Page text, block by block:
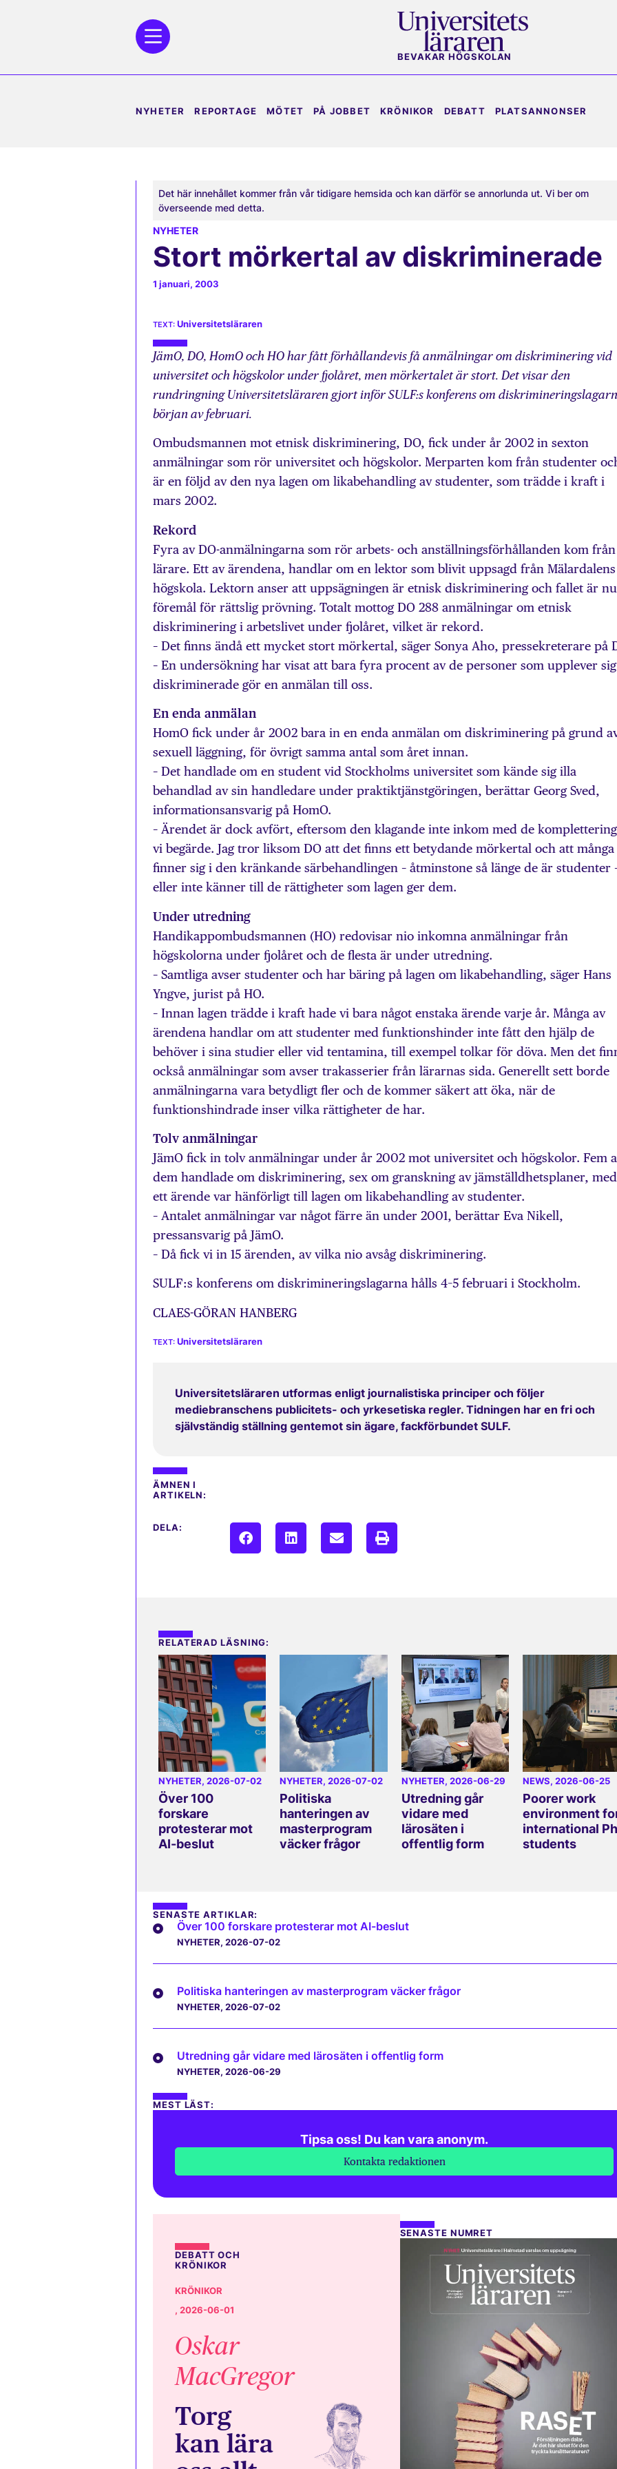
BEVAKAR HÖGSKOLAN
NYHETER REPORTAGE MÖTET PÅ JOBBET KRÖNIKOR DEBATT PLATSANNONSER
Det här innehållet kommer från vår tidigare hemsida och kan därför se annorlunda ut. Vi ber om
överseende med detta.
NYHETER
Stort mörkertal av diskriminerade
1 januari, 2003
Universitetsläraren
JämO, DO, HomO och HO har fått förhållandevis få anmälningar om diskriminering vid
universitet och högskolor under fjolåret, men mörkertalet är stort. Det visar den
rundringning Universitetsläraren gjort inför SULF:s konferens om
början av februari.
Ombudsmannen mot etnisk diskriminering, DO, fick under år 2002 in sexton
anmälningar som rör universitet och högskolor. Merparten kom från studenter
är en följd av den nya lagen om likabehandling av studenter, som trädde i kraft i
mars 2002.
Rekord
Fyra av DO-anmälningarna som rör arbets- och anställningsförhållanden kom från
lärare. Ett av ärendena, handlar om en lektor som blivit uppsagd från Mälardalens
högskola. Lektorn anser att uppsägningen är etnisk diskriminering och fallet är nu
föremål för rättslig prövning. Totalt mottog DO 288 anmälningar om etnisk
diskriminering i arbetslivet under fjolåret, vilket är rekord.
– Det finns ändå ett mycket stort mörkertal, säger Sonya Aho, pressekreterare på
– En undersökning har visat att bara fyra procent av de personer som upplever sig
diskriminerade gör en anmälan till oss.
En enda anmälan
HomO fick under år 2002 bara in en enda anmälan om diskriminering på grund
sexuell läggning, för övrigt samma antal som året innan.
– Det handlade om en student vid Stockholms universitet som kände sig illa
behandlad av sin handledare under praktiktjänstgöringen, berättar Georg Sved,
informationsansvarig på HomO.
– Ärendet är dock avfört, eftersom den klagande inte inkom med de
vi begärde. Jag tror liksom DO att det finns ett betydande mörkertal och att många
finner sig i den kränkande särbehandlingen – åtminstone så länge de är studenter
eller inte känner till de rättigheter som lagen ger dem.
Under utredning
Handikappombudsmannen (HO) redovisar nio inkomna anmälningar från
högskolorna under fjolåret och de flesta är under utredning.
– Samtliga avser studenter och har bäring på lagen om likabehandling, säger Hans
Yngve, jurist på HO.
– Innan lagen trädde i kraft hade vi bara något enstaka ärende varje år. Många av
ärendena handlar om att studenter med funktionshinder inte fått den hjälp de
behöver i sina studier eller vid tentamina, till exempel tolkar för döva. Men det
också anmälningar som avser trakasserier från lärarnas sida. Generellt sett borde
anmälningarna vara betydligt fler och de kommer säkert att öka, när de
funktionshindrade inser vilka rättigheter de har.
Tolv anmälningar
JämO fick in tolv anmälningar under år 2002 mot universitet och högskolor. Fem
dem handlade om diskriminering, sex om granskning av jämställdhetsplaner,
ett ärende var hänförligt till lagen om likabehandling av studenter.
– Antalet anmälningar var något färre än under 2001, berättar Eva Nikell,
pressansvarig på JämO.
– Då fick vi in 15 ärenden, av vilka nio avsåg diskriminering.
SULF:s konferens om diskrimineringslagarna hålls 4–5 februari i Stockholm.
CLAES-GÖRAN HANBERG
Universitetsläraren
Universitetsläraren utformas enligt journalistiska principer och följer
mediebranschens publicitets- och yrkesetiska regler. Tidningen har en fri och
självständig ställning gentemot sin ägare, fackförbundet SULF.
ÄMNEN I
ARTIKELN:
DELA:
RELATERAD LÄSNING:
NYHETER, 2026-07-02
Över 100
forskare
protesterar mot
AI-beslut
NYHETER, 2026-07-02
Politiska
hanteringen av
masterprogram
väcker frågor
NYHETER, 2026-06-29
Utredning går
vidare med
lärosäten i
offentlig form
NEWS, 2026-06-25
Poorer work
environment
international
students
SENASTE ARTIKLAR:
Över 100 forskare protesterar mot AI-beslut
NYHETER, 2026-07-02
Politiska hanteringen av masterprogram väcker frågor
NYHETER, 2026-07-02
Utredning går vidare med lärosäten i offentlig form
NYHETER, 2026-06-29
MEST LÄST:
Tipsa oss! Du kan vara anonym.
Kontakta redaktionen
DEBATT OCH
KRÖNIKOR
KRÖNIKOR
, 2026-06-01
Oskar
MacGregor
Torg
kan lära
SENASTE NUMRET